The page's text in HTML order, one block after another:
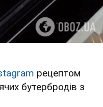
рецептом
бутербродів з